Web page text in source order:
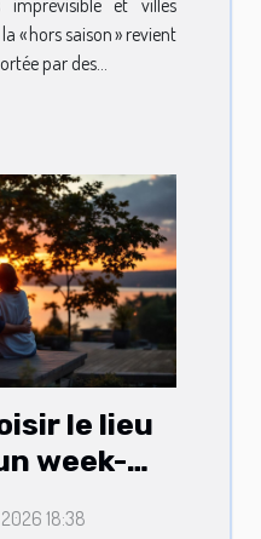
et villes
« hors saison » revient
par des...
le lieu
week-
18:38